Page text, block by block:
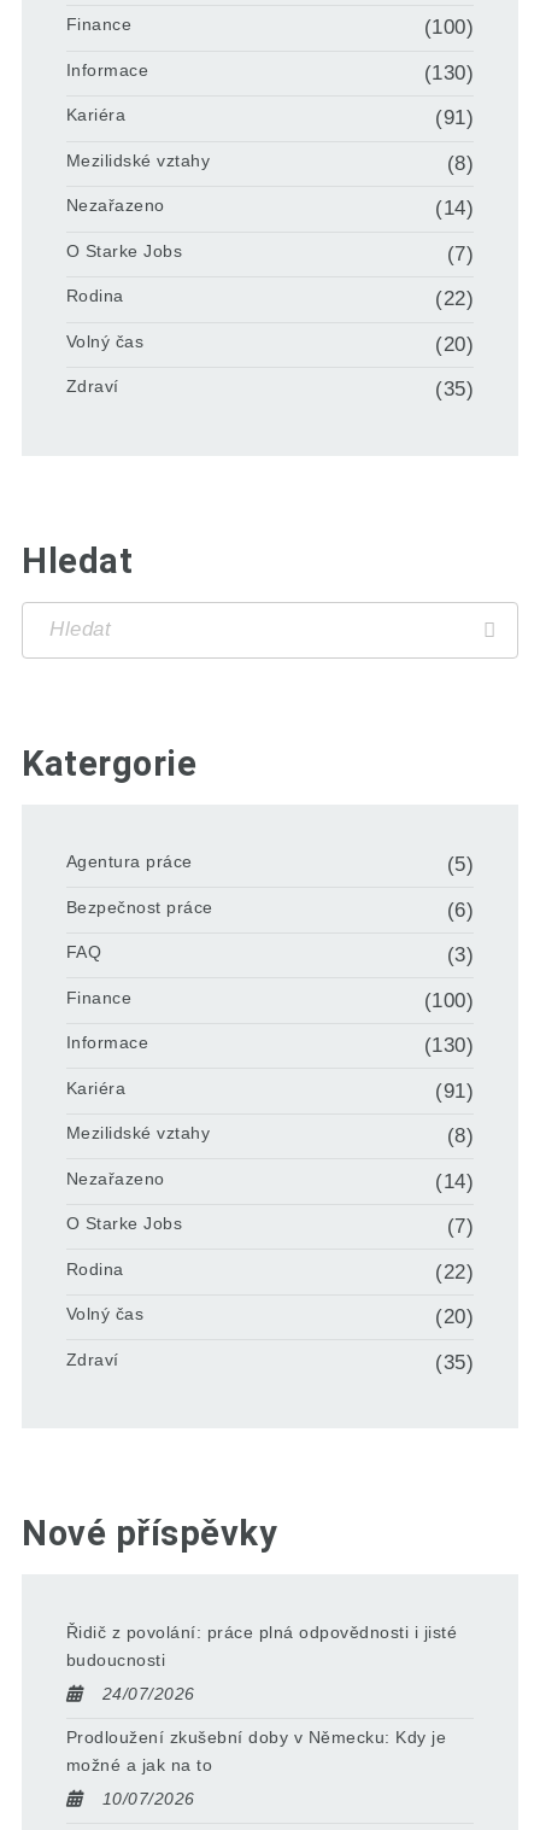
Finance (100)
Informace (130)
Kariéra (91)
Mezilidské vztahy (8)
Nezařazeno (14)
O Starke Jobs (7)
Rodina (22)
Volný čas (20)
Zdraví (35)
Hledat
Katergorie
Agentura práce (5)
Bezpečnost práce (6)
FAQ (3)
Finance (100)
Informace (130)
Kariéra (91)
Mezilidské vztahy (8)
Nezařazeno (14)
O Starke Jobs (7)
Rodina (22)
Volný čas (20)
Zdraví (35)
Nové příspěvky
Řidič z povolání: práce plná odpovědnosti i jisté
budoucnosti
24/07/2026
Prodloužení zkušební doby v Německu: Kdy je
možné a jak na to
10/07/2026